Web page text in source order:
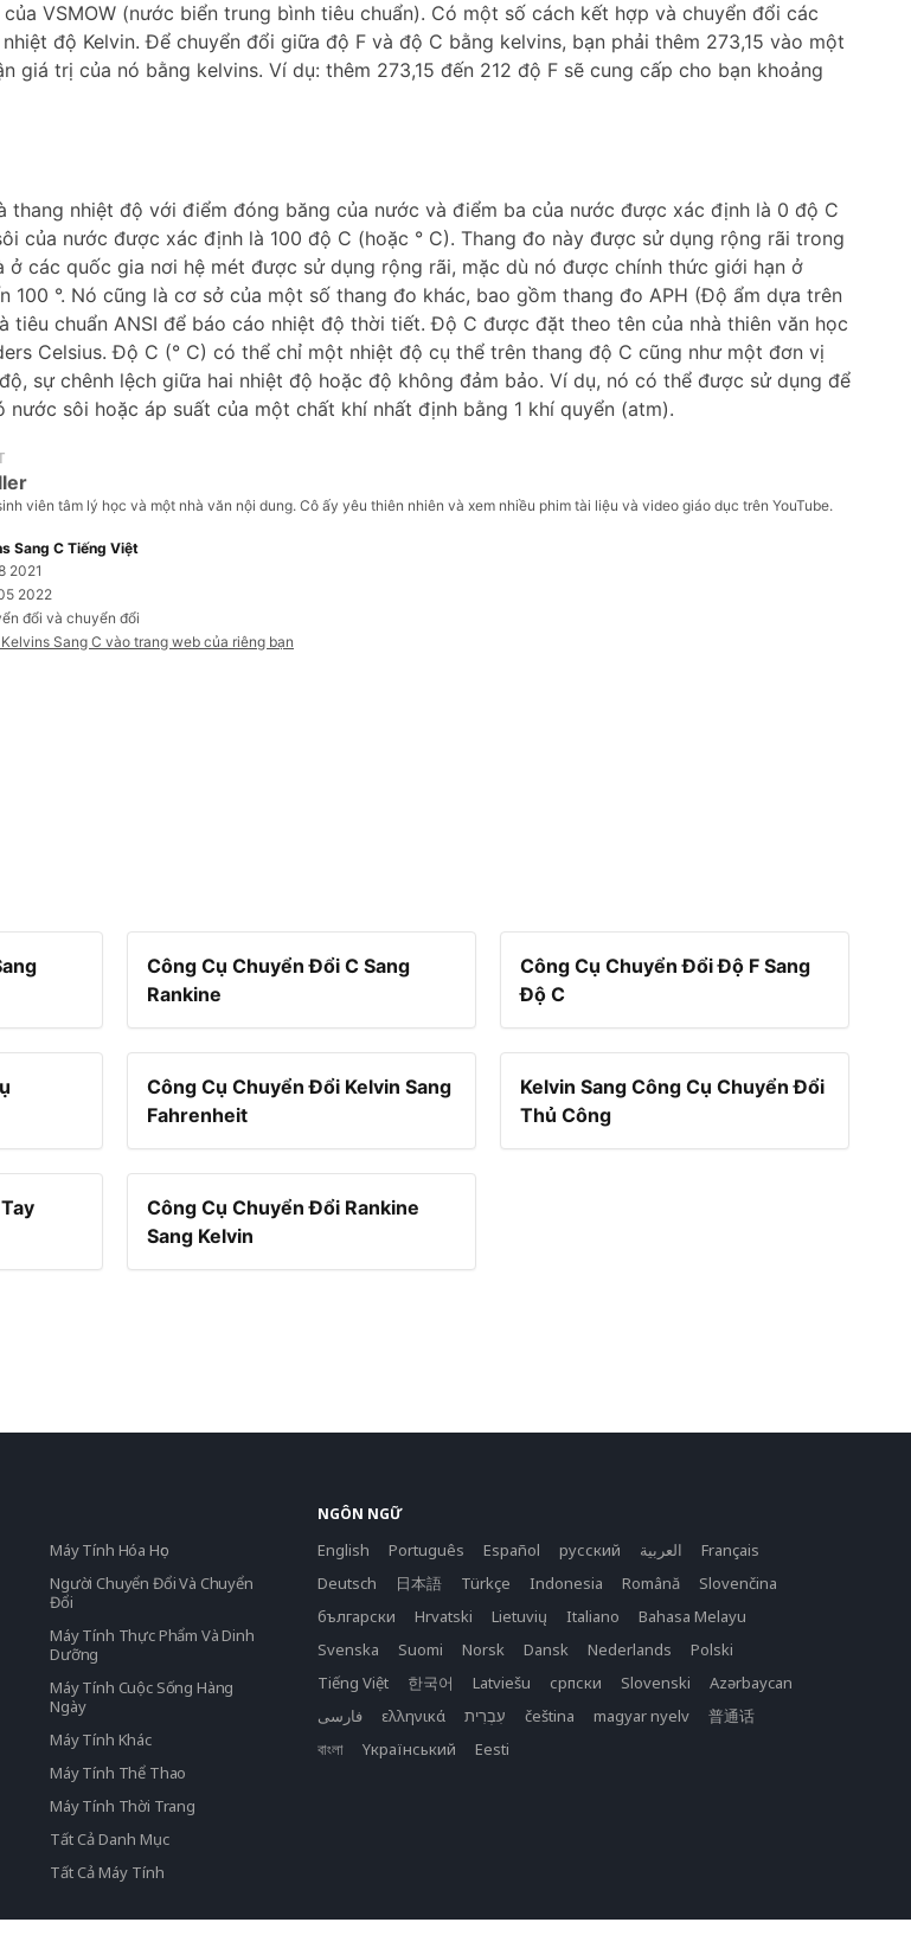
VSMOW (nước biển trung bình tiêu chuẩn). Có một số cách kết hợp và chuyển đổi các
độ Kelvin. Để chuyển đổi giữa độ F và độ C bằng kelvins, bạn phải thêm 273,15 vào một
giá trị của nó bằng kelvins. Ví dụ: thêm 273,15 đến 212 độ F sẽ cung cấp cho bạn khoảng
thang nhiệt độ với điểm đóng băng của nước và điểm ba của nước được xác định là 0 độ C
của nước được xác định là 100 độ C (hoặc ° C). Thang đo này được sử dụng rộng rãi trong
ở các quốc gia nơi hệ mét được sử dụng rộng rãi, mặc dù nó được chính thức giới hạn ở
100 °. Nó cũng là cơ sở của một số thang đo khác, bao gồm thang đo APH (Độ ẩm dựa trên
tiêu chuẩn ANSI để báo cáo nhiệt độ thời tiết. Độ C được đặt theo tên của nhà thiên văn học
Celsius. Độ C (° C) có thể chỉ một nhiệt độ cụ thể trên thang độ C cũng như một đơn vị
sự chênh lệch giữa hai nhiệt độ hoặc độ không đảm bảo. Ví dụ, nó có thể được sử dụng để
nước sôi hoặc áp suất của một chất khí nhất định bằng 1 khí quyển (atm).
viên tâm lý học và một nhà văn nội dung. Cô ấy yêu thiên nhiên và xem nhiều phim tài liệu và video giáo dục trên YouTube.
Sang C Tiếng Việt
2021
2022
đổi và chuyển đổi
Sang C vào trang web của riêng bạn
Công Cụ Chuyển Đổi C Sang
Rankine
Công Cụ Chuyển Đổi Độ F Sang
Độ C
Công Cụ Chuyển Đổi Kelvin Sang
Fahrenheit
Kelvin Sang Công Cụ Chuyển Đổi
Thủ Công
Công Cụ Chuyển Đổi Rankine
Sang Kelvin
Máy Tính Hóa Học
Người Chuyển Đổi Và Chuyển
Đổi
Máy Tính Thực Phẩm Và Dinh
Dưỡng
Máy Tính Cuộc Sống Hàng
Ngày
Máy Tính Khác
Máy Tính Thể Thao
Máy Tính Thời Trang
Tất Cả Danh Mục
Tất Cả Máy Tính
NGÔN NGỮ
English Português Español русский العربية
Français
Deutsch
日本語 Türkçe Indonesia Română
Slovenčina
български
Hrvatski Lietuvių Italiano
Bahasa Melayu
Svenska
Suomi Norsk Dansk Nederlands
Polski
Tiếng Việt
한국어 Latviešu српски Slovenski
Azərbaycan
فارسی
ελληνικά čeština magyar nyelv
普通话
বাংলা
Yкраїнський Eesti